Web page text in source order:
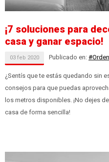
¡7 soluciones para
casa y ganar espacio!
03 feb 2020 Publicado en: #Orden
¿Sentís que te estás quedando sin
consejos para que puedas
los metros disponibles. ¡No dejes
casa de forma sencilla!